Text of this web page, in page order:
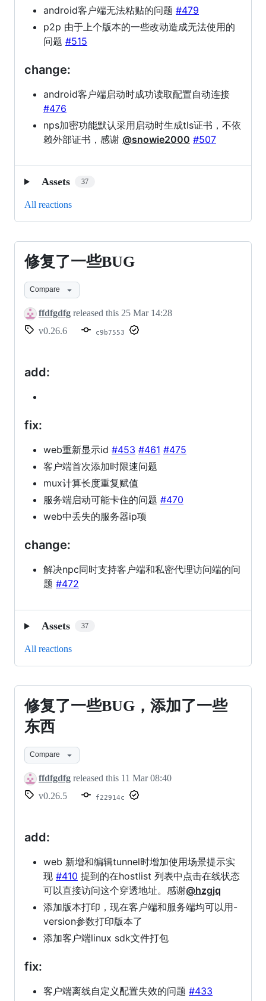
android客户端无法粘贴的问题 #479
p2p 由于上个版本的一些改动造成无法使用的
问题 #515
change:
android客户端启动时成功读取配置自动连接
#476
nps加密功能默认采用启动时生成tls证书，不依
赖外部证书，感谢 @snowie2000 #507
Assets 37
All reactions
修
复
了
一
修复了一些BUG
Compare
ffdfgdfg released this 25 Mar 14:28
v0.26.6
c9b7553
add:
fix:
web重新显示id #453 #461 #475
客户端首次添加时限速问题
mux计算长度重复赋值
服务端启动可能卡住的问题 #470
web中丢失的服务器ip项
change:
解决npc同时支持客户端和私密代理访问端的问
题 #472
Assets 37
All reactions
修
复
了
一
些
BUG，
加
修复了一些BUG，添加了一些
东西
Compare
ffdfgdfg released this 11 Mar 08:40
v0.26.5
f22914c
add:
web 新增和编辑tunnel时增加使用场景提示实
现 #410 提到的在hostlist 列表中点击在线状态
可以直接访问这个穿透地址。感谢@hzgjq
添加版本打印，现在客户端和服务端均可以用-
version参数打印版本了
添加客户端linux sdk文件打包
fix:
客户端离线自定义配置失效的问题 #433